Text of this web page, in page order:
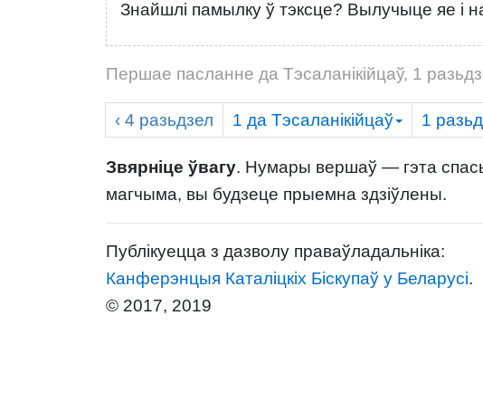
Знайшлі памылку ў тэксце? Вылучыце яе і
Першае пасланне да Тэсаланікійцаў, 1
‹ 4 разьдзел 1 да Тэсаланікійцаў 1
Звярніце ўвагу. Нумары вершаў — гэта
магчыма, вы будзеце прыемна здзіўлены.
Публікуецца з дазволу праваўладальніка:
Канферэнцыя Каталіцкіх Біскупаў у Беларусі.
© 2017, 2019